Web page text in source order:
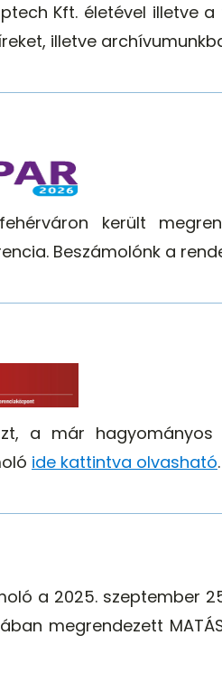
Kft. életével illetve
illetve
került
Beszámolónk a
a már hagyományos
ide kattintva olvasható.
a 2025. szeptember
megrendezett